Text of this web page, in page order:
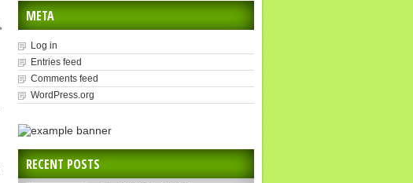
META
Log in
Entries feed
Comments feed
WordPress.org
RECENT POSTS